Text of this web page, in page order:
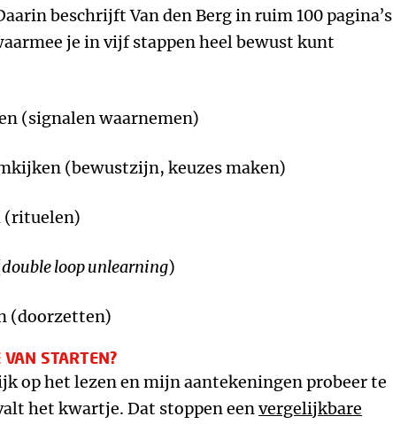
beschrijft Van den Berg in ruim 100 pagina’s
je in vijf stappen heel bewust kunt
(signalen waarnemen)
(bewustzijn, keuzes maken)
double loop unlearning)
VAN STARTEN?
op het lezen en mijn aantekeningen probeer te
het kwartje. Dat stoppen eenvergelijkbare